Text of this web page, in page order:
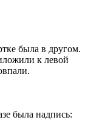
была в другом.
к левой
была надпись: